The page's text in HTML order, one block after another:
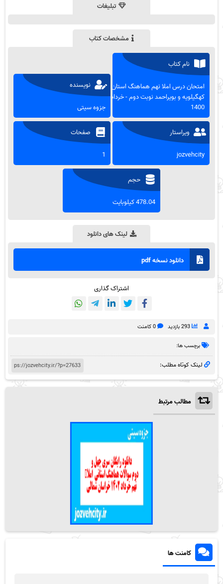
تبلیغات
مشخصات کتاب
نام کتاب
امتحان درس املا نهم هماهنگ استان
کهگیلویه و بویراحمد نوبت دوم - خرداد
1400
نویسنده
جزوه سیتی
ویراستار
jozvehcity
صفحات
1
حجم
478.04 کیلوبایت
لینک های دانلود
دانلود نسخه pdf
اشتراک گذاری
293 بازدید 0 کامنت
برچسب ها:
لینک کوتاه مطلب:
مطالب مرتبط
کامنت ها